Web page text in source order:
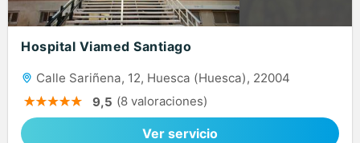
Hospital Viamed Santiago
Calle Sariñena, 12, Huesca (Huesca), 22004
9,5 (8 valoraciones)
Ver servicio